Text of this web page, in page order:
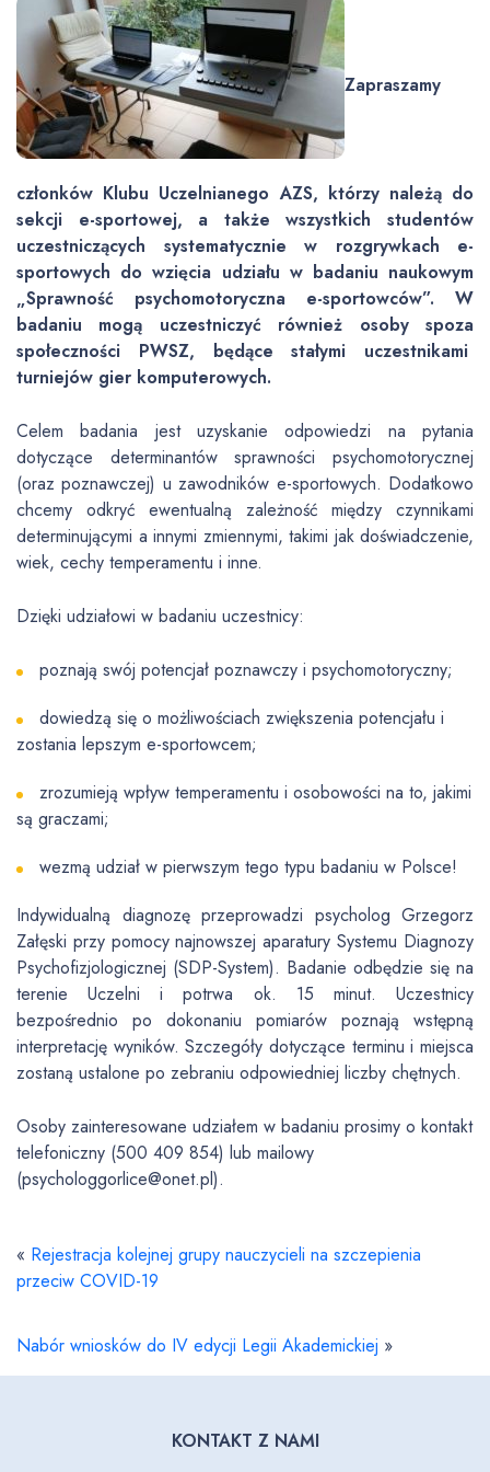
Zapraszamy
członków Klubu Uczelnianego AZS, którzy należą do
sekcji e-sportowej, a także wszystkich studentów
uczestniczących systematycznie w rozgrywkach e-
sportowych do wzięcia udziału w badaniu naukowym
„Sprawność psychomotoryczna e-sportowców”. W
badaniu mogą uczestniczyć również osoby spoza
społeczności PWSZ, będące stałymi uczestnikami
turniejów gier komputerowych.
Celem badania jest uzyskanie odpowiedzi na pytania
dotyczące determinantów sprawności psychomotorycznej
(oraz poznawczej) u zawodników e-sportowych. Dodatkowo
chcemy odkryć ewentualną zależność między czynnikami
determinującymi a innymi zmiennymi, takimi jak doświadczenie,
wiek, cechy temperamentu i inne.
Dzięki udziałowi w badaniu uczestnicy:
poznają swój potencjał poznawczy i psychomotoryczny;
dowiedzą się o możliwościach zwiększenia potencjału i
zostania lepszym e-sportowcem;
zrozumieją wpływ temperamentu i osobowości na to, jakimi
są graczami;
wezmą udział w pierwszym tego typu badaniu w Polsce!
Indywidualną diagnozę przeprowadzi psycholog Grzegorz
Załęski przy pomocy najnowszej aparatury Systemu Diagnozy
Psychofizjologicznej (SDP-System). Badanie odbędzie się na
terenie Uczelni i potrwa ok. 15 minut. Uczestnicy
bezpośrednio po dokonaniu pomiarów poznają wstępną
interpretację wyników. Szczegóły dotyczące terminu i miejsca
zostaną ustalone po zebraniu odpowiedniej liczby chętnych.
Osoby zainteresowane udziałem w badaniu prosimy o kontakt
telefoniczny (500 409 854) lub mailowy
(psychologgorlice@onet.pl).
« Rejestracja kolejnej grupy nauczycieli na szczepienia
przeciw COVID-19
Nabór wniosków do IV edycji Legii Akademickiej »
KONTAKT Z NAMI